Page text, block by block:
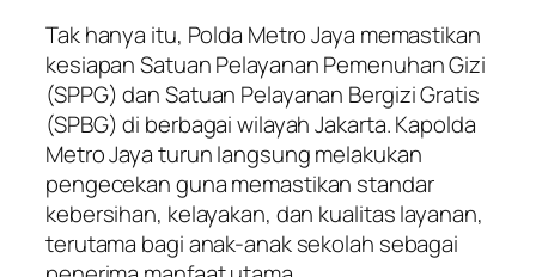
Tak hanya itu, Polda Metro Jaya memastikan
kesiapan Satuan Pelayanan Pemenuhan Gizi
(SPPG) dan Satuan Pelayanan Bergizi Gratis
(SPBG) di berbagai wilayah Jakarta. Kapolda
Metro Jaya turun langsung melakukan
pengecekan guna memastikan standar
kebersihan, kelayakan, dan kualitas layanan,
terutama bagi anak-anak sekolah sebagai